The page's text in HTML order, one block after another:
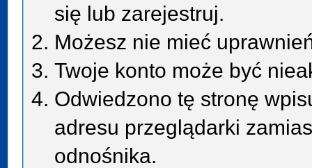
się lub zarejestruj.
Możesz nie mieć
Twoje konto może być
Odwiedzono tę stronę
adresu przeglądarki
odnośnika.